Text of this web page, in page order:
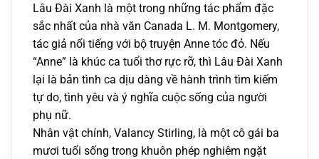
Lâu Đài Xanh là một trong những tác phẩm đặc
sắc nhất của nhà văn Canada L. M. Montgomery,
tác giả nổi tiếng với bộ truyện Anne tóc đỏ. Nếu
“Anne” là khúc ca tuổi thơ rực rỡ, thì Lâu Đài Xanh
lại là bản tình ca dịu dàng về hành trình tìm kiếm
tự do, tình yêu và ý nghĩa cuộc sống của người
phụ nữ.
Nhân vật chính, Valancy Stirling, là một cô gái ba
mươi tuổi sống trong khuôn phép nghiêm ngặt